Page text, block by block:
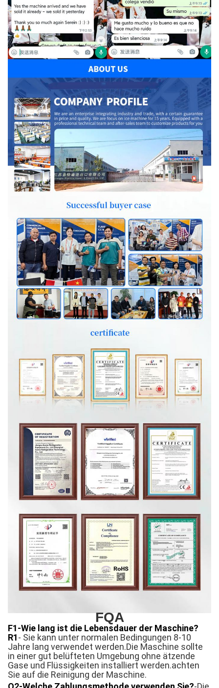
FQA
F1-Wie lang ist die Lebensdauer der Maschine?
R1- Sie kann unter normalen Bedingungen 8-10
Jahre lang verwendet werden.Die Maschine sollte
in einer gut belüfteten Umgebung ohne ätzende
Gase und Flüssigkeiten installiert werden.achten
Sie auf die Reinigung der Maschine.